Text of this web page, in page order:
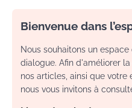
Bienvenue dans
Nous souhaitons un
dialogue. Afin d'améliorer
nos articles, ainsi que votre
nous vous invitons à